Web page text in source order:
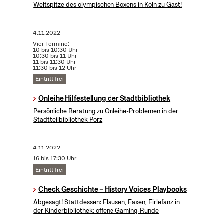
Weltspitze des olympischen Boxens in Köln zu Gast!
4.11.2022
Vier Termine:
10 bis 10:30 Uhr
10:30 bis 11 Uhr
11 bis 11:30 Uhr
11:30 bis 12 Uhr
Eintritt frei
Onleihe Hilfestellung der Stadtbibliothek
Persönliche Beratung zu Onleihe-Problemen in der
Stadtteilbibliothek Porz
4.11.2022
16 bis 17:30 Uhr
Eintritt frei
Check Geschichte – History Voices Playbooks
Abgesagt! Stattdessen: Flausen, Faxen, Firlefanz in
der Kinderbibliothek: offene Gaming-Runde